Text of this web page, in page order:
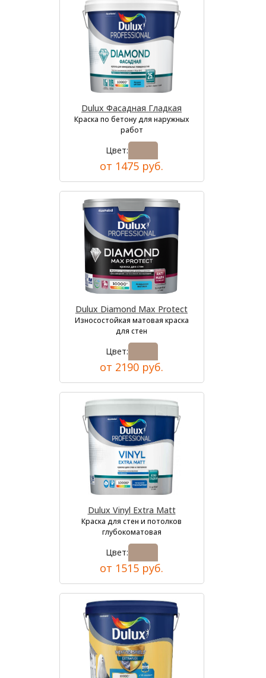
Dulux Фасадная Гладкая
Краска по бетону для наружных
работ
Цвет:
от 1475 руб.
Dulux Diamond Max Protect
Износостойкая матовая краска
для стен
Цвет:
от 2190 руб.
Dulux Vinyl Extra Matt
Краска для стен и потолков
глубокоматовая
Цвет:
от 1515 руб.